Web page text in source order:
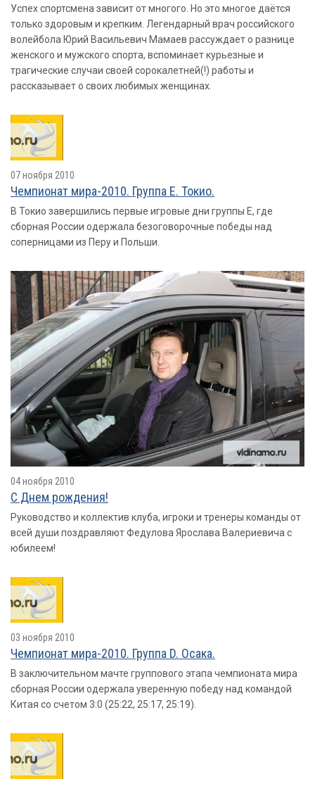
Успех спортсмена зависит от многого. Но это многое даётся
только здоровым и крепким. Легендарный врач российского
волейбола Юрий Васильевич Мамаев рассуждает о разнице
женского и мужского спорта, вспоминает курьезные и
трагические случаи своей сорокалетней(!) работы и
рассказывает о своих любимых женщинах.
07 ноября 2010
Чемпионат мира-2010. Группа E. Токио.
В Токио завершились первые игровые дни группы Е, где
сборная России одержала безоговорочные победы над
соперницами из Перу и Польши.
04 ноября 2010
С Днем рождения!
Руководство и коллектив клуба, игроки и тренеры команды от
всей души поздравляют Федулова Ярослава Валериевича с
юбилеем!
03 ноября 2010
Чемпионат мира-2010. Группа D. Осака.
В заключительном мачте группового этапа чемпионата мира
сборная России одержала уверенную победу над командой
Китая со счетом 3:0 (25:22, 25:17, 25:19).